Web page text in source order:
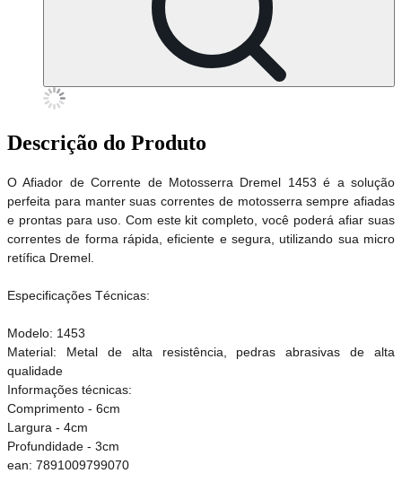
Descrição do Produto
O Afiador de Corrente de Motosserra Dremel 1453 é a solução
perfeita para manter suas correntes de motosserra sempre afiadas
e prontas para uso. Com este kit completo, você poderá afiar suas
correntes de forma rápida, eficiente e segura, utilizando sua micro
retífica Dremel.
Especificações Técnicas:
Modelo: 1453
Material: Metal de alta resistência, pedras abrasivas de alta
qualidade
Informações técnicas:
Comprimento - 6cm
Largura - 4cm
Profundidade - 3cm
ean: 7891009799070